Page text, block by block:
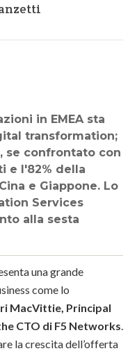
transformation;
se confrontato con
e l'82% della
e Giappone. Lo
Services
alla sesta
una grande
come lo
MacVittie, Principal
CTO di F5 Networks
la crescita dell’offerta